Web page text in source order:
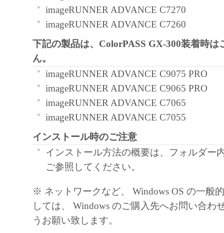
CONDITIONS OF THIS AGREEMENT, DO
SOFTWARE.
1. GRANT OF LICENSE
use ("use" as used herein shall include storing,
accessing, executing or displaying) the
use with Products only on computers directly
connected to the Products (the "Designated
You may allow other users of other computers
Designated Computer to use the SOFTWARE,
must assure that all such users shall abide by
Agreement and shall be subject to restrictions
You may make one copy of the SOFTWARE
purpose.
2. RESTRICTIONS
imageRUNNER ADVANCE C7270
imageRUNNER ADVANCE C7260
下記の製品は、ColorPASS GX-300装着時は
ん。
imageRUNNER ADVANCE C9075 PRO
imageRUNNER ADVANCE C9065 PRO
imageRUNNER ADVANCE C7065
imageRUNNER ADVANCE C7055
インストール時のご注意
インストール方法の概要は、フォルダー
ご参照してください。
※ ネットワークなど、 Windows OS の一般
しては、 Windows のご購入先へお問い合わ
うお願い致します。